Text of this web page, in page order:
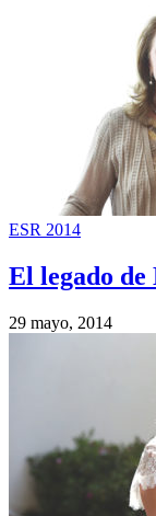
ESR 2014
El legado de
29 mayo, 2014